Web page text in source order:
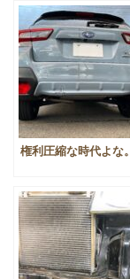
権利圧縮な時代よな。